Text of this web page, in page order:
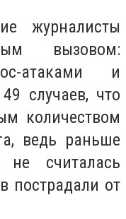
журналисты
вызовом:
атаками и
случаев, что
количеством
ведь раньше
не считалась
пострадали от